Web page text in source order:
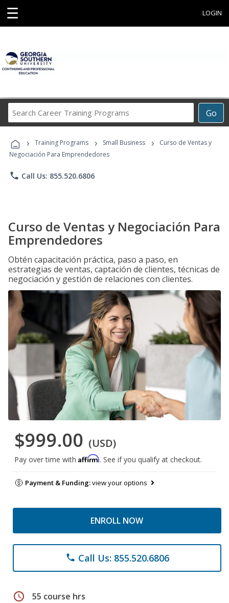
☰ LOGIN
Go
Career
Programs
› Training Programs › Small Business ›
Curso de Ventas y
Negociación Para Emprendedores
phone Call Us: 855.520.6806
Curso de Ventas y Negociación Para
Emprendedores
Obtén capacitación práctica, paso a paso, en
estrategias de ventas, captación de clientes, técnicas de
negociación y gestión de relaciones con clientes.
$999.00 (USD)
Pay over time with Affirm. See if you qualify at checkout.
Payment & Funding:view your options
ENROLL NOW
phone Call Us: 855.520.6806
schedule 55 course hrs